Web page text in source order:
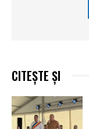
CITEȘTE ȘI